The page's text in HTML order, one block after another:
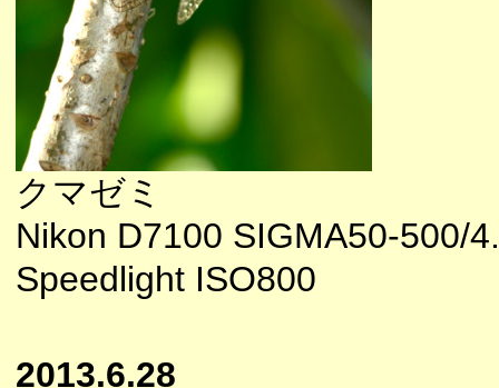
クマゼミ
Nikon D7100 SIGMA50-500/
Speedlight ISO800
2013.6.28